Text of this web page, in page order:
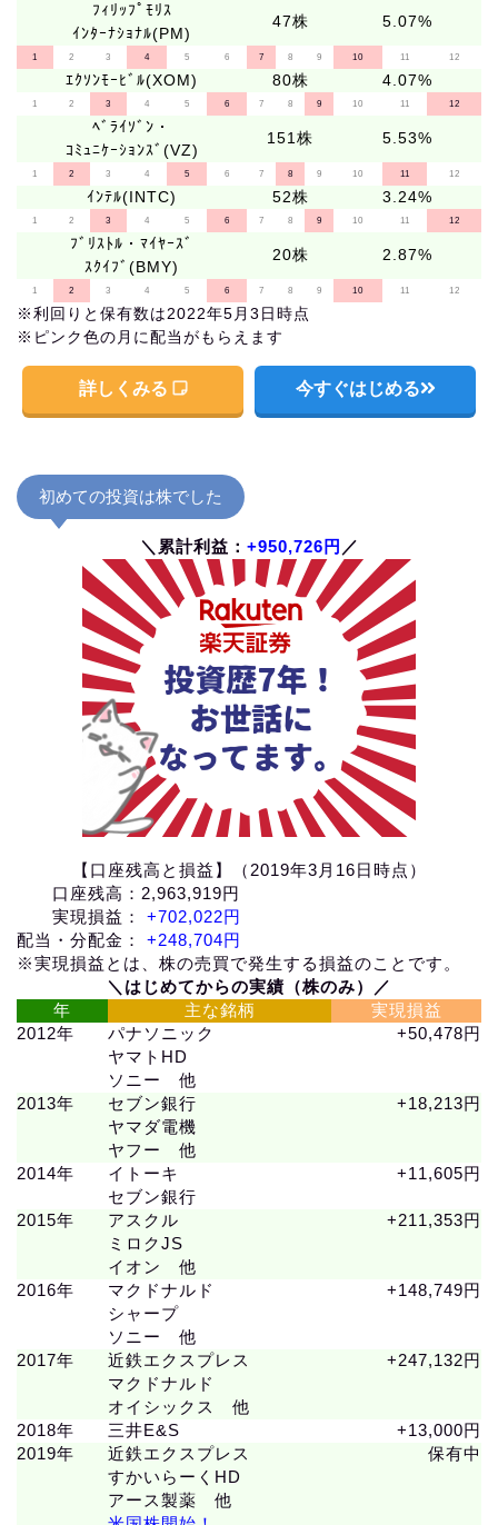
ﾌｨﾘｯﾌﾟﾓﾘｽ
ｲﾝﾀｰﾅｼｮﾅﾙ(PM)
47株 5.07%
1 2 3 4 5 6 7 8 9 10 11 12
ｴｸｿﾝﾓｰﾋﾞﾙ(XOM) 80株 4.07%
1 2 3 4 5 6 7 8 9 10 11 12
ﾍﾞﾗｲｿﾞﾝ・
ｺﾐｭﾆｹｰｼｮﾝｽﾞ(VZ)
151株 5.53%
1 2 3 4 5 6 7 8 9 10 11 12
ｲﾝﾃﾙ(INTC) 52株 3.24%
1 2 3 4 5 6 7 8 9 10 11 12
ﾌﾞﾘｽﾄﾙ・ﾏｲﾔｰｽﾞ
ｽｸｲﾌﾞ(BMY)
20株 2.87%
1 2 3 4 5 6 7 8 9 10 11 12
※利回りと保有数は2022年5月3日時点
※ピンク色の月に配当がもらえます
詳しくみる 今すぐはじめる
初めての投資は株でした
＼累計利益： +950,726円 ／
【口座残高と損益】（2019年3月16日時点）
口座残高：2,963,919円
実現損益：
+702,022円
配当・分配金：
+248,704円
※実現損益とは、株の売買で発生する損益のことです。
＼はじめてからの実績（株のみ）／
年
主な銘柄
実現損益
2012年
パナソニック
ヤマトHD
ソニー 他
+50,478円
2013年
セブン銀行
ヤマダ電機
ヤフー 他
+18,213円
2014年
イトーキ
セブン銀行
+11,605円
2015年
アスクル
ミロクJS
イオン 他
+211,353円
2016年
マクドナルド
シャープ
ソニー 他
+148,749円
2017年
近鉄エクスプレス
マクドナルド
オイシックス 他
+247,132円
2018年 三井E&S
+13,000円
2019年
近鉄エクスプレス
すかいらーくHD
アース製薬 他
保有中